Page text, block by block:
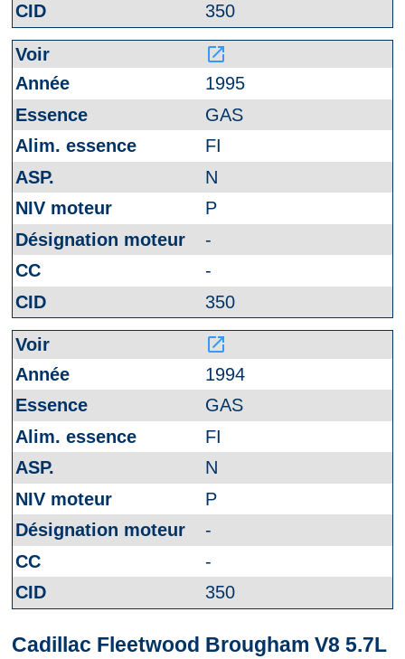
350
launch
1995
GAS
FI
N
P
-
-
350
launch
1994
GAS
FI
N
P
-
-
350
Cadillac Fleetwood Brougham V8 5.7L